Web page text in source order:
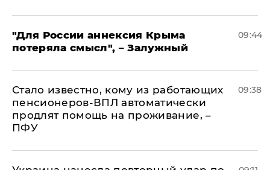
"Для России аннексия Крыма
потеряла смысл", – Залужный
09:44
Стало известно, кому из работающих
пенсионеров-ВПЛ автоматически
продлят помощь на проживание, –
ПФУ
09:38